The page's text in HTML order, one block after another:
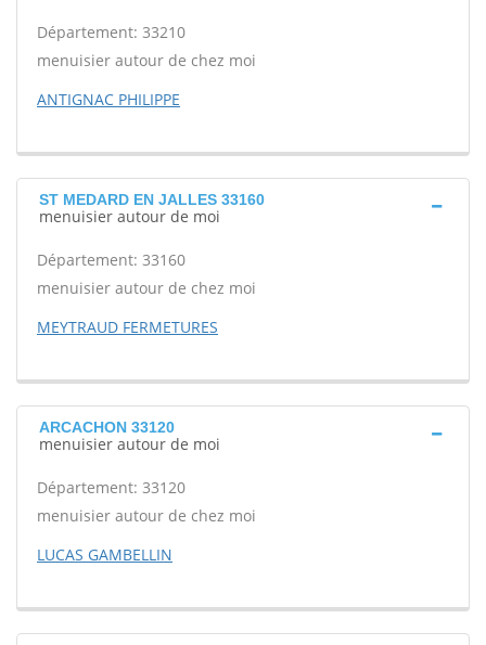
Département: 33210
menuisier autour de chez moi
ANTIGNAC PHILIPPE
ST MEDARD EN JALLES 33160
menuisier autour de moi
Département: 33160
menuisier autour de chez moi
MEYTRAUD FERMETURES
ARCACHON 33120
menuisier autour de moi
Département: 33120
menuisier autour de chez moi
LUCAS GAMBELLIN